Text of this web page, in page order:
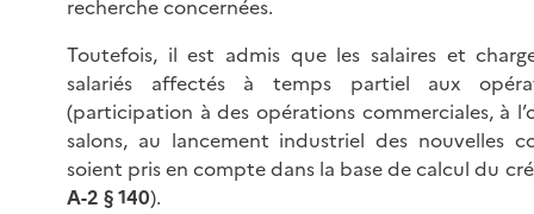
recherche concernées.
Toutefois, il est admis que les salaires et
salariés affectés à temps partiel aux
(participation à des opérations commerciales, à
salons, au lancement industriel des nouvelles
soient pris en compte dans la base de calcul du
A-2 § 140).